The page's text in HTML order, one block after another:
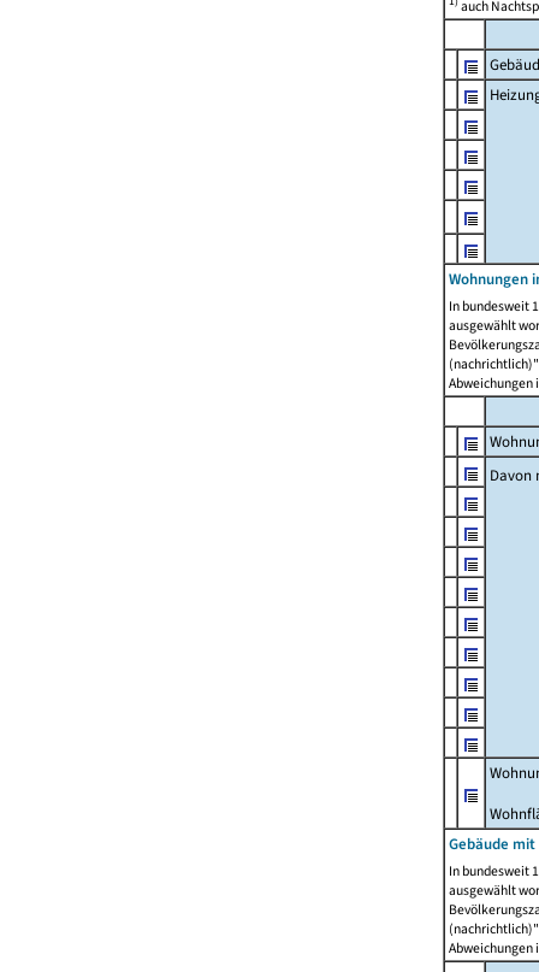
auch
Wohnungen
In bundesweit
ausgewählt
Abweichungen
Davon
Gebäude
In bundesweit
ausgewählt
Abweichungen